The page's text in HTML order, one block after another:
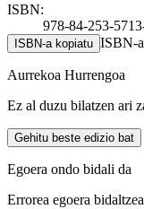
ISBN:
978-84-253-
ISBN-a kopiatu ISBN-
Aurrekoa Hurrengoa
Ez al duzu bilatzen ari
Gehitu beste edizio bat
Egoera ondo bidali da
Errorea egoera